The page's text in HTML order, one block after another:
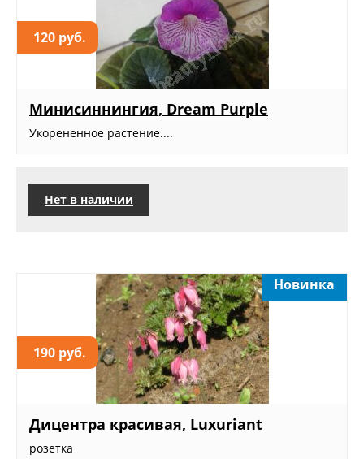
120 руб.
Минисиннингия, Dream Purple
Укорененное растение....
Нет в наличии
190 руб.
Новинка
Дицентра красивая, Luxuriant
розетка